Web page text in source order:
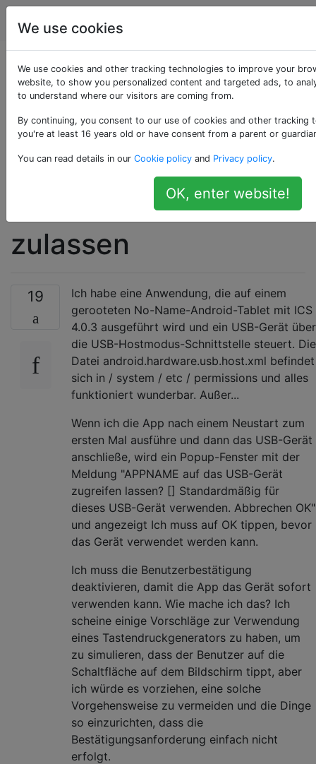
Android
So verhindern Sie,
dass Android um
Erlaubnis fragt, bevor
Sie den Zugriff auf
ein USB-Gerät
zulassen
19
Ich habe eine Anwendung, die auf einem
gerooteten No-Name-Android-Tablet mit ICS
4.0.3 ausgeführt wird und ein USB-Gerät über
die USB-Hostmodus-Schnittstelle steuert. Die
Datei android.hardware.usb.host.xml befindet
sich in / system / etc / permissions und alles
funktioniert wunderbar. Außer...
Wenn ich die App nach einem Neustart zum
ersten Mal ausführe und dann das USB-Gerät
anschließe, wird ein Popup-Fenster mit der
Meldung "APPNAME auf das USB-Gerät
zugreifen lassen? [] Standardmäßig für
dieses USB-Gerät verwenden. Abbrechen OK"
und angezeigt Ich muss auf OK tippen, bevor
das Gerät verwendet werden kann.
Ich muss die Benutzerbestätigung
deaktivieren, damit die App das Gerät sofort
verwenden kann. Wie mache ich das? Ich
scheine einige Vorschläge zur Verwendung
eines Tastendruckgenerators zu haben, um
zu simulieren, dass der Benutzer auf die
Schaltfläche auf dem Bildschirm tippt, aber
ich würde es vorziehen, eine solche
Vorgehensweise zu vermeiden und die Dinge
so einzurichten, dass die
Bestätigungsanforderung einfach nicht
erfolgt.
We use cookies
We use cookies and other tracking technologies to improve your
website, to show you personalized content and targeted ads, to
to understand where our visitors are coming from.
By continuing, you consent to our use of cookies and other tracking
you're at least 16 years old or have consent from a parent or
You can read details in our Cookie policy and Privacy policy.
OK, enter website!